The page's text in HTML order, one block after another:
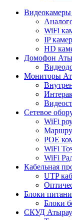
WiFi
IP
HD
Домофон
Мониторы
Сетевое
WiFi
POE
WiFi
WiFi
Кабельная
UTP
Блоки
Блоки
СКУД Атырау